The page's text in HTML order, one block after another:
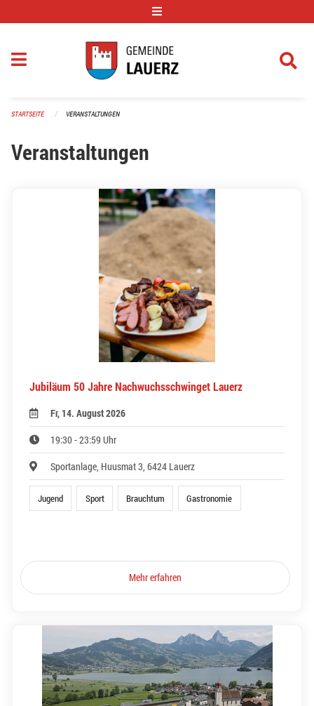
STARTSEITE VERANSTALTUNGEN
Veranstaltungen
Jubiläum 50 Jahre Nachwuchsschwinget Lauerz
Fr, 14. August 2026
19:30 - 23:59 Uhr
Sportanlage, Huusmat 3, 6424 Lauerz
Jugend Sport Brauchtum Gastronomie
Mehr erfahren